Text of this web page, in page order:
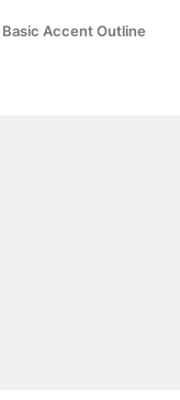
Basic Accent Outline